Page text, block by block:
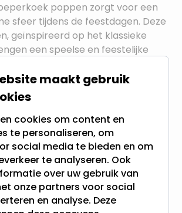
poppen zorgt voor een
sfeer tijdens de feestdagen. Deze
geïnspireerd op het klassieke
een speelse en feestelijke
kamer. Verkrijgbaar in
en maten, zijn onze peperkoek
toevoeging aan je
bent naar een kleine peperkoek
of een grotere variant
of tafel, bij ons vind je altijd
Elke peperkoek pop is
en gemaakt van duurzame
ze jarenlang meegaan en elk jaar
maakt gebruik
cookies om content en
te personaliseren, om
social media te bieden en om
te analyseren. Ook
over uw gebruik van
onze partners voor social
en analyse. Deze